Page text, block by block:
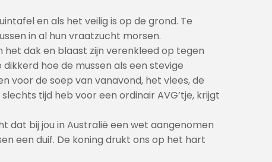
en als het veilig is op de grond. Te
in al hun vraatzucht morsen.
dak en blaast zijn verenkleed op tegen
hoe de mussen als een stevige
voor de soep van vanavond, het vlees, de
tijd heb voor een ordinair AVG’tje, krijgt
bij jou in Australië een wet aangenomen
een duif. De koning drukt ons op het hart